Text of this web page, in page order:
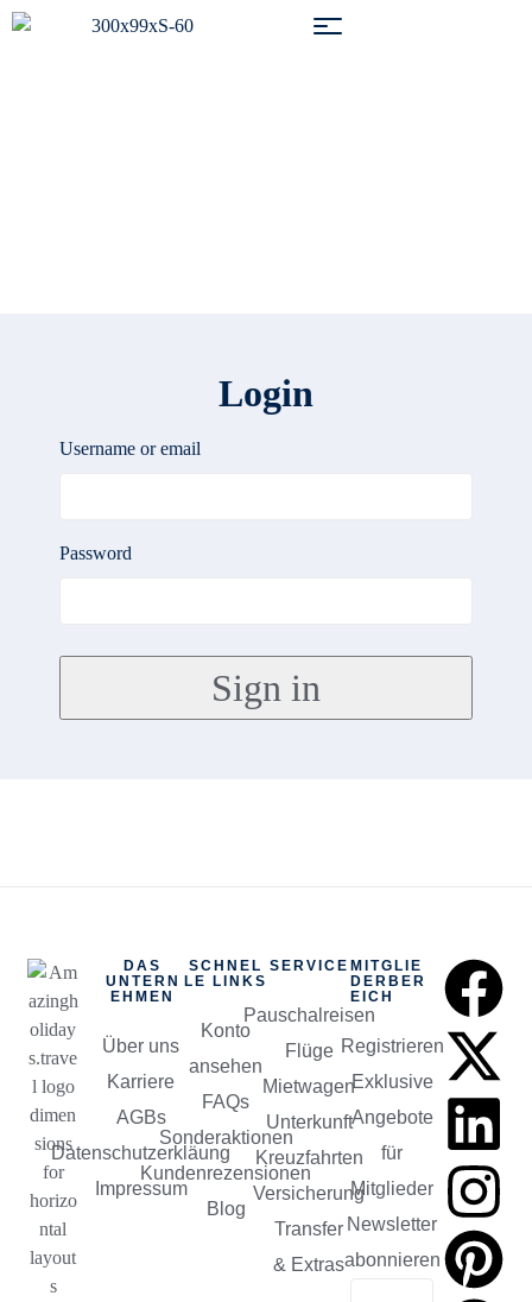
Login
Username or email
Password
DAS
UNTERN
EHMEN
Über uns
Karriere
AGBs
Datenschutzerkläung
Impressum
SCHNEL
LE LINKS
Konto
ansehen
FAQs
Sonderaktionen
Kundenrezensionen
Blog
SERVICE
Pauschalreisen
Flüge
Mietwagen
Unterkunft
Kreuzfahrten
Versicherung
Transfer
& Extras
MITGLIE
DERBER
EICH
Registrieren
Exklusive
Angebote
für
Mitglieder
Newsletter
abonnieren